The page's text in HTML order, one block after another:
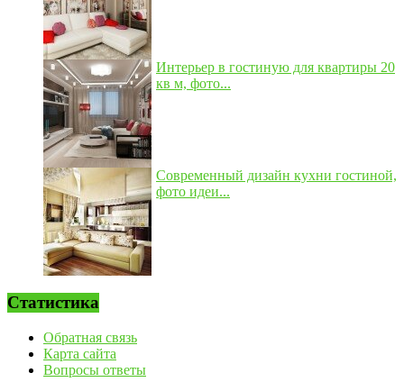
Интерьер в гостиную для квартиры 20
кв м, фото...
Современный дизайн кухни гостиной,
фото идеи...
Статистика
Обратная связь
Карта сайта
Вопросы ответы